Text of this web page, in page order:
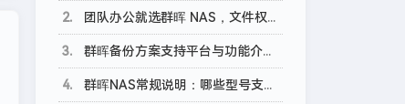
2 团队办公就选群晖 NAS，文件权限、电脑备份轻松设置
3 群晖备份方案支持平台与功能介绍：备份 SaaS 平台篇
4 群晖NAS常规说明：哪些型号支持存储空间加密？